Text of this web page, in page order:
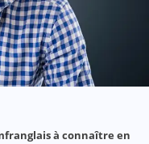
à connaître en